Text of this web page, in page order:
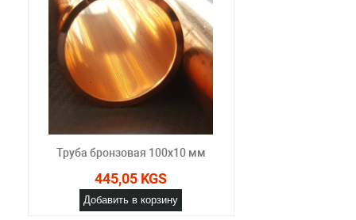
Труба бронзовая 100x10 мм
445,05 KGS
Добавить в корзину